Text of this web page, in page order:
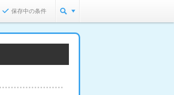
保存中の条件